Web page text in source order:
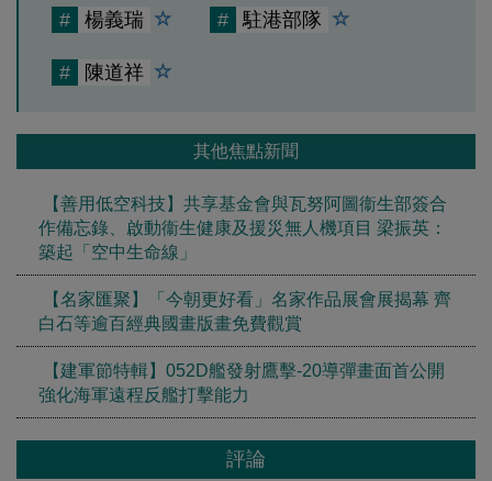
# 楊義瑞 # 駐港部隊
# 陳道祥
其他焦點新聞
【善用低空科技】共享基金會與瓦努阿圖衞生部簽合
作備忘錄、啟動衞生健康及援災無人機項目 梁振英：
築起「空中生命線」
【名家匯聚】「今朝更好看」名家作品展會展揭幕 齊
白石等逾百經典國畫版畫免費觀賞
【建軍節特輯】052D艦發射鷹擊-20導彈畫面首公開
強化海軍遠程反艦打擊能力
評論